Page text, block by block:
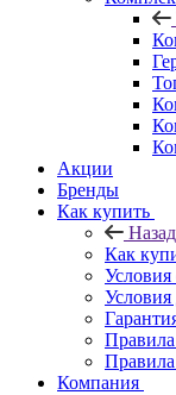
Акции
Бренды
Как купить
Назад
Как
Условия
Правила
Компания